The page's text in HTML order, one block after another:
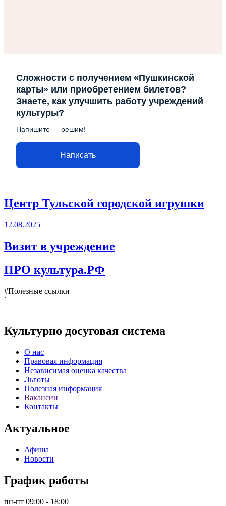
Сложности с получением «Пушкинской
карты» или приобретением билетов?
Знаете, как улучшить работу учреждений
культуры?
Напишите — решим!
Написать
Центр Тульской городской игрушки
12.08.2025
Визит в учреждение
ПРО культура.РФ
#Полезные ссылки
`
Культурно досуговая система
О нас
Правовая информация
Независимая оценка качества
Льготы
Полезная информация
Вакансии
Контакты
Актуальное
Афиша
Новости
График работы
пн-пт 09:00 - 18:00